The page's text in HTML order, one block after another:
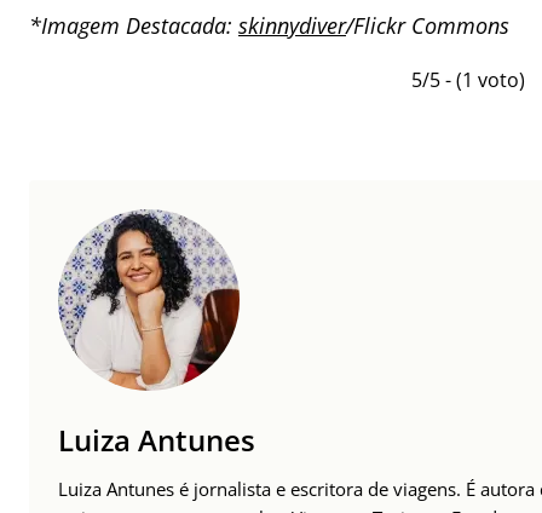
*Imagem Destacada: skinnydiver/Flickr Commons
5/5 - (1 voto)
Luiza Antunes
Luiza Antunes é jornalista e escritora de viagens. É